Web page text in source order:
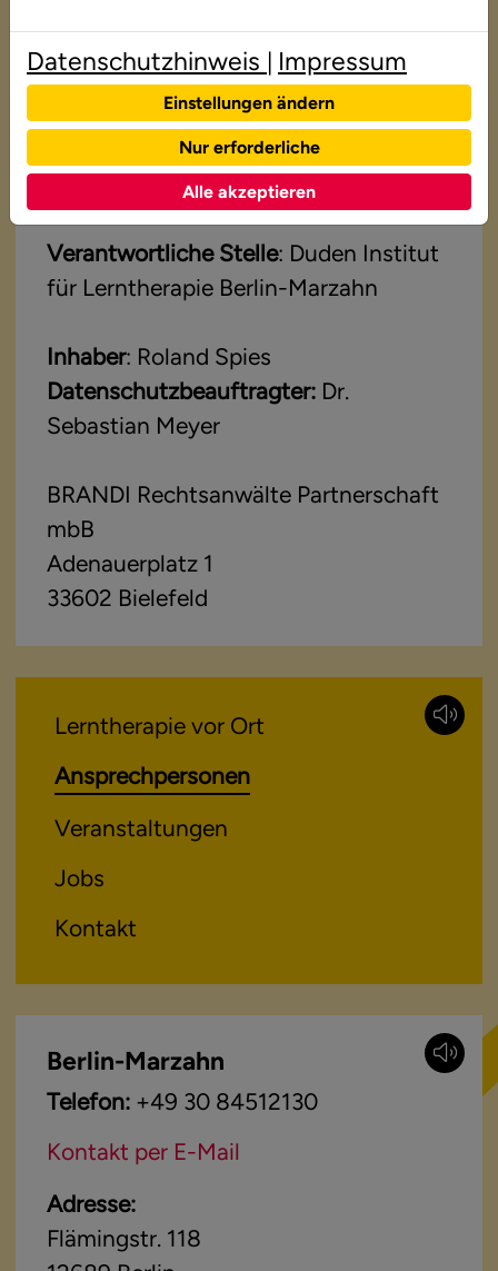
Datenschutz
Der Schutz Ihrer Daten ist uns sehr wichtig.
Wir stehen Ihnen bei Fragen gern zur
Verfügung:
Verantwortliche Stelle: Duden Institut
für Lerntherapie Berlin-Marzahn
Inhaber: Roland Spies
Datenschutzbeauftragter: Dr.
Sebastian Meyer
BRANDI Rechtsanwälte Partnerschaft
mbB
Adenauerplatz 1
33602 Bielefeld
Lerntherapie vor Ort
Ansprechpersonen
Veranstaltungen
Jobs
Kontakt
Berlin-Marzahn
Telefon: +49 30 84512130
Kontakt per E-Mail
Adresse:
Flämingstr. 118
Datenschutzhinweis | Impressum
Einstellungen ändern
Nur erforderliche
Alle akzeptieren